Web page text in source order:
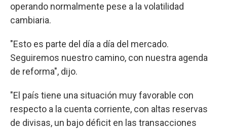
operando normalmente pese a la volatilidad
cambiaria.
"Esto es parte del día a día del mercado.
Seguiremos nuestro camino, con nuestra agenda
de reforma", dijo.
"El país tiene una situación muy favorable con
respecto a la cuenta corriente, con altas reservas
de divisas, un bajo déficit en las transacciones